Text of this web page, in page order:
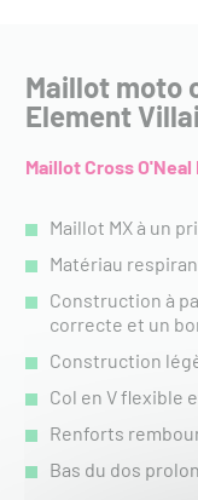
Maillot moto
Element
Maillot Cross
Maillot MX à un
Matériau
Construction à
correcte et un
Construction
Col en V flexible
Renforts
Bas du dos